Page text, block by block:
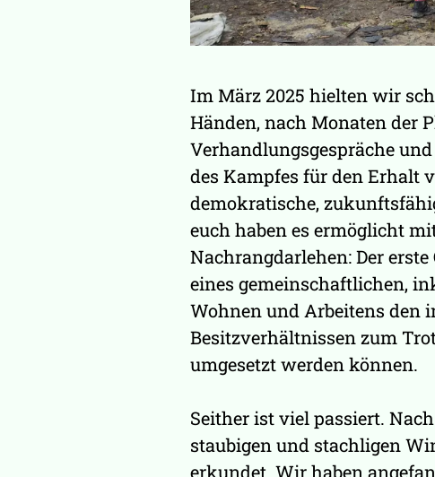
Im März 2025 hielten wir
Händen, nach Monaten der
Verhandlungsgespräche
des Kampfes für den Erhalt
demokratische,
euch haben es ermöglicht
Nachrangdarlehen: Der
eines gemeinschaftlichen,
Wohnen und Arbeitens den
Besitzverhältnissen zum
umgesetzt werden können.
Seither ist viel passiert.
staubigen und stachligen
erkundet. Wir haben